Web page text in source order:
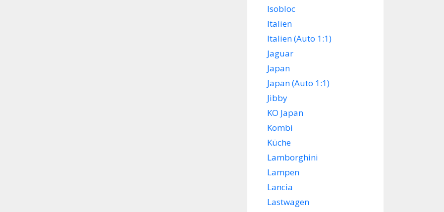
Isobloc
Italien
Italien (Auto 1:1)
Jaguar
Japan
Japan (Auto 1:1)
Jibby
KO Japan
Kombi
Küche
Lamborghini
Lampen
Lancia
Lastwagen